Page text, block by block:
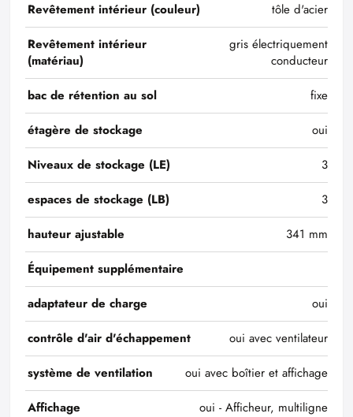
Revêtement intérieur (couleur)
tôle d'acier
Revêtement intérieur
(matériau)
gris électriquement
conducteur
bac de rétention au sol
fixe
étagère de stockage
oui
Niveaux de stockage (LE)
3
espaces de stockage (LB)
3
hauteur ajustable
341 mm
Équipement supplémentaire
adaptateur de charge
oui
contrôle d'air d'échappement
oui avec ventilateur
système de ventilation
oui avec boîtier et affichage
Affichage
oui - Afficheur, multiligne